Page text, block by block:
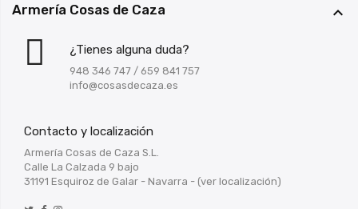
Armería Cosas de Caza 
¿Tienes alguna duda?
948 346 747 / 659 841 757
info@cosasdecaza.es
Contacto y localización
Armería Cosas de Caza S.L.
Calle La Calzada 9 bajo
31191 Esquiroz de Galar - Navarra - (ver localización)